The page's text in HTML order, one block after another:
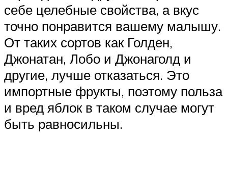
себе целебные свойства, а вкус
точно понравится вашему малышу.
От таких сортов как Голден,
Джонатан, Лобо и Джонаголд и
другие, лучше отказаться. Это
импортные фрукты, поэтому польза
и вред яблок в таком случае могут
быть равносильны.